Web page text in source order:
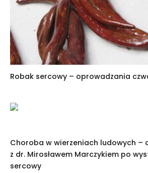
Robak sercowy – oprowadzania
Choroba w wierzeniach ludowych –
z dr. Mirosławem Marczykiem po
sercowy